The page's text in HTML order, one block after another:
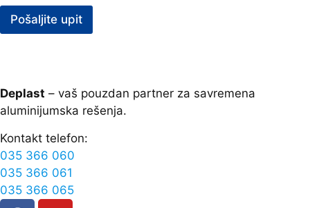
Pošaljite upit
Deplast – vaš pouzdan partner za savremena
aluminijumska rešenja.
Kontakt telefon:
035 366 060
035 366 061
035 366 065